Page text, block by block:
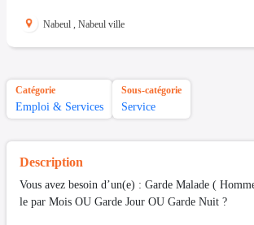
Nabeul , Nabeul ville
Catégorie
Emploi & Services
Sous-catégorie
Service
Description
Vous avez besoin d’un(e) : Garde Malade (
le par Mois OU Garde Jour OU Garde Nuit ?